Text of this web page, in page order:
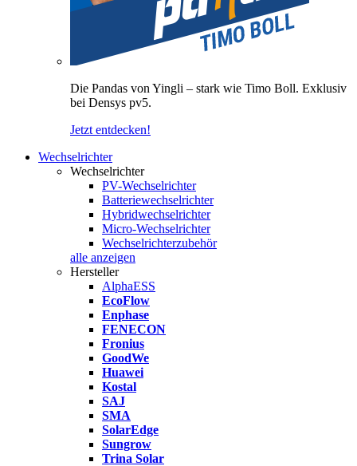
Die Pandas von Yingli – stark wie Timo Boll. Exklusiv
bei Densys pv5.
Jetzt entdecken!
Wechselrichter
Wechselrichter
PV-Wechselrichter
Batteriewechselrichter
Hybridwechselrichter
Micro-Wechselrichter
Wechselrichterzubehör
alle anzeigen
Hersteller
AlphaESS
EcoFlow
Enphase
FENECON
Fronius
GoodWe
Huawei
Kostal
SAJ
SMA
SolarEdge
Sungrow
Trina Solar